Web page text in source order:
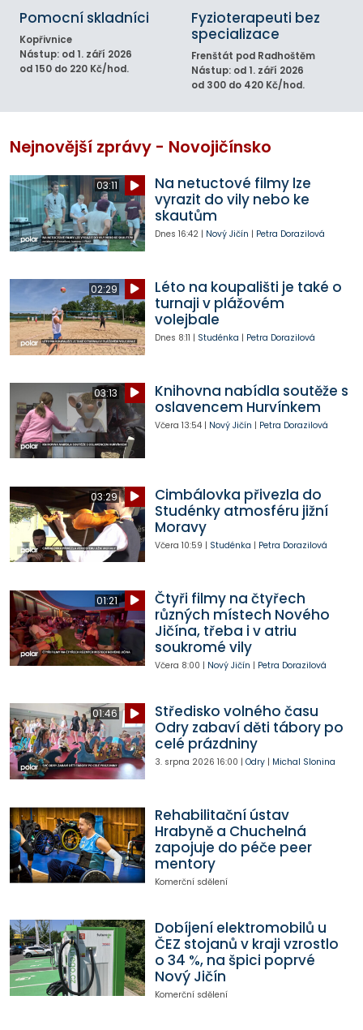
Pomocní skladníci
Kopřivnice
Nástup: od 1. září 2026
od 150 do 220 Kč/hod.
Fyzioterapeuti bez
specializace
Frenštát pod Radhoštěm
Nástup: od 1. září 2026
od 300 do 420 Kč/hod.
Nejnovější zprávy - Novojičínsko
03:11
Na netuctové filmy lze
vyrazit do vily nebo ke
skautům
Dnes 16:42| Nový Jičín | Petra Dorazilová
02:29
Léto na koupališti je také o
turnaji v plážovém
volejbale
Dnes 8:11 | Studénka | Petra Dorazilová
03:13
Knihovna nabídla soutěže s
oslavencem Hurvínkem
Včera 13:54| Nový Jičín | Petra Dorazilová
03:29
Cimbálovka přivezla do
Studénky atmosféru jižní
Moravy
Včera 10:59 | Studénka | Petra Dorazilová
01:21
Čtyři filmy na čtyřech
různých místech Nového
Jičína, třeba i v atriu
soukromé vily
Včera 8:00 | Nový Jičín | Petra Dorazilová
01:46
Středisko volného času
Odry zabaví děti tábory po
celé prázdniny
3. srpna 2026 16:00 | Odry| Michal Slonina
Rehabilitační ústav
Hrabyně a Chuchelná
zapojuje do péče peer
mentory
Komerční sdělení
Dobíjení elektromobilů u
ČEZ stojanů v kraji vzrostlo
o 34 %, na špici poprvé
Nový Jičín
Komerční sdělení